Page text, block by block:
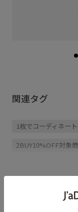
関連タグ
1枚でコーディネート
2BUY10%OFF対象
お気に入り登録急増中